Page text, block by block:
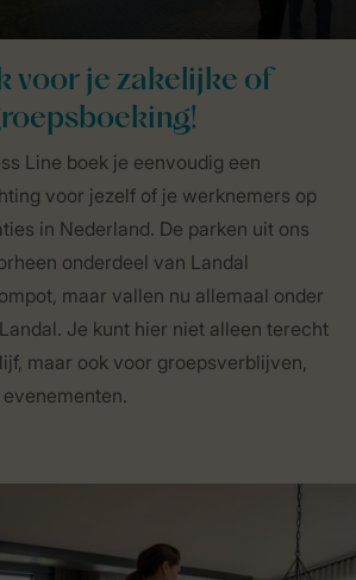
voor je zakelijke of
Line boek je eenvoudig een
voor jezelf of je werknemers op
in Nederland. De parken uit ons
onderdeel van Landal
maar vallen nu allemaal onder
Je kunt hier niet alleen terecht
maar ook voor groepsverblijven,